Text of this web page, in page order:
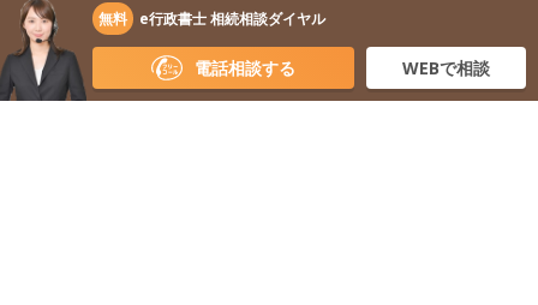
利用規約
無断転載・剽窃禁止 Copyright © 2026 株式会社 鎌倉新書
無料 e行政書士 相続相談ダイヤル
電話相談する WEBで相談